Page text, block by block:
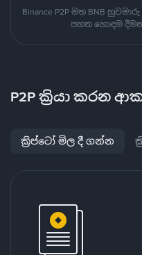
Binance P2P මත BNB
පහත හොඳම
P2P ක්‍රියා කරන
ක්‍රිප්ටෝ මිල දී ගන්න